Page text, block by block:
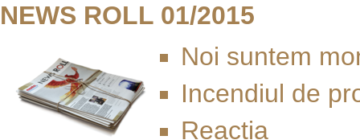
NEWS ROLL 01/2015
Noi suntem
Incendiul de
Reacția